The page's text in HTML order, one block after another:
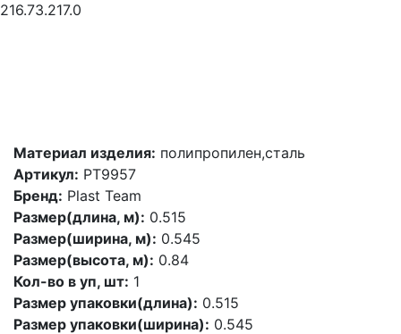
216.73.217.0
Материал изделия: полипропилен,сталь
Артикул: PT9957
Бренд: Plast Team
Размер(длина, м): 0.515
Размер(ширина, м): 0.545
Размер(высота, м): 0.84
Кол-во в уп, шт: 1
Размер упаковки(длина): 0.515
Размер упаковки(ширина): 0.545